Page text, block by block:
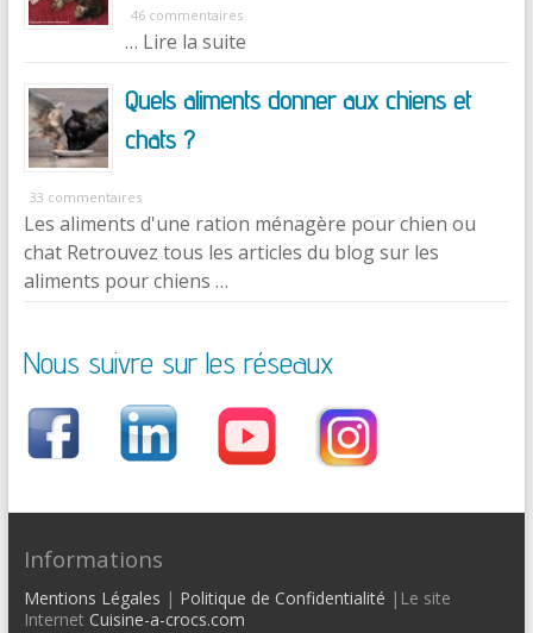
46 commentaires
… Lire la suite
Quels aliments donner aux chiens et
chats ?
33 commentaires
Les aliments d'une ration ménagère pour chien ou
chat Retrouvez tous les articles du blog sur les
aliments pour chiens …
Nous suivre sur les réseaux
Informations
Mentions Légales | Politique de Confidentialité |Le site
Internet Cuisine-a-crocs.com